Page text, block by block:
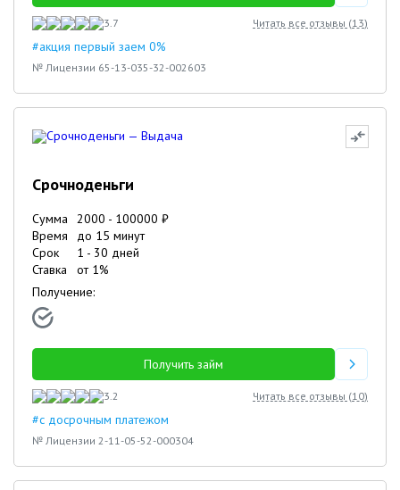
3.7 Читать все отзывы (13)
#акция первый заем 0%
№ Лицензии 65-13-035-32-002603
Срочноденьги
Сумма 2000 - 100000 ₽
Время
до 15 минут
Срок
1 - 30 дней
Ставка
от 1%
Получение:
Получить займ
3.2 Читать все отзывы (10)
#с досрочным платежом
№ Лицензии 2-11-05-52-000304